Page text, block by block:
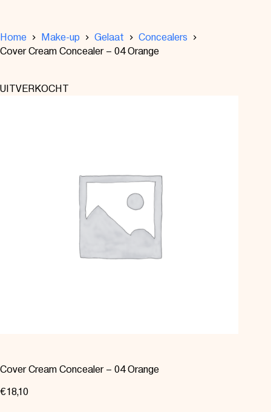
Home Make-up Gelaat
Concealers
Cover Cream Concealer – 04 Orange
UITVERKOCHT
Cover Cream Concealer – 04 Orange
€18,10